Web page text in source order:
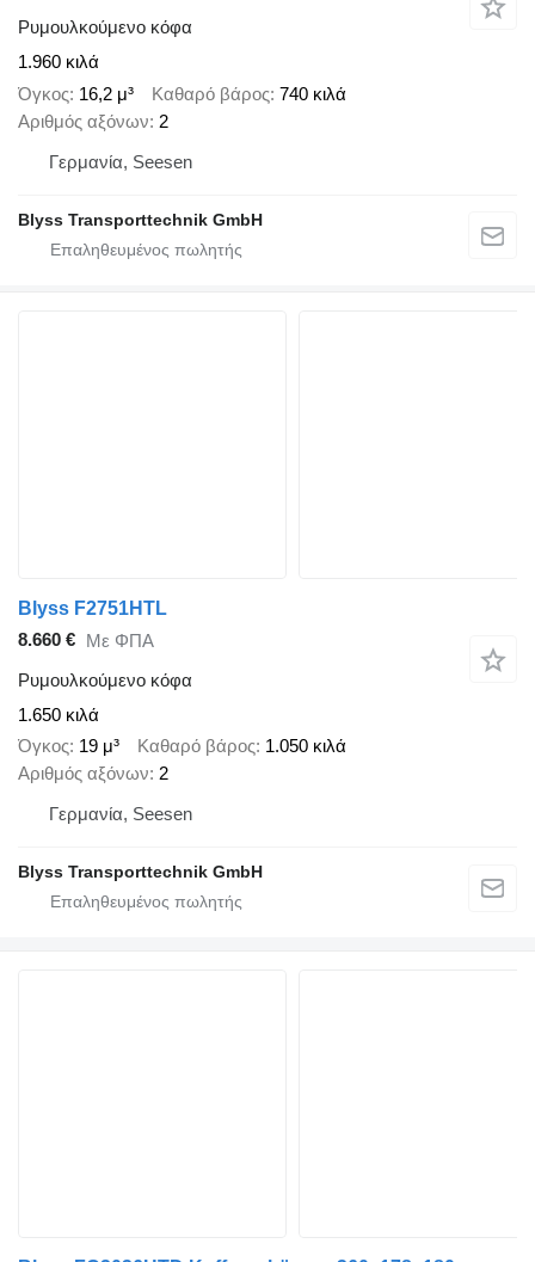
Ρυμουλκούμενο κόφα
1.960 κιλά
Όγκος 16,2 μ³ Καθαρό βάρος 740 κιλά
Αριθμός αξόνων 2
Γερμανία, Seesen
Blyss Transporttechnik GmbH
Blyss F2751HTL
8.660 € Με ΦΠΑ
Ρυμουλκούμενο κόφα
1.650 κιλά
Όγκος 19 μ³ Καθαρό βάρος 1.050 κιλά
Αριθμός αξόνων 2
Γερμανία, Seesen
Blyss Transporttechnik GmbH